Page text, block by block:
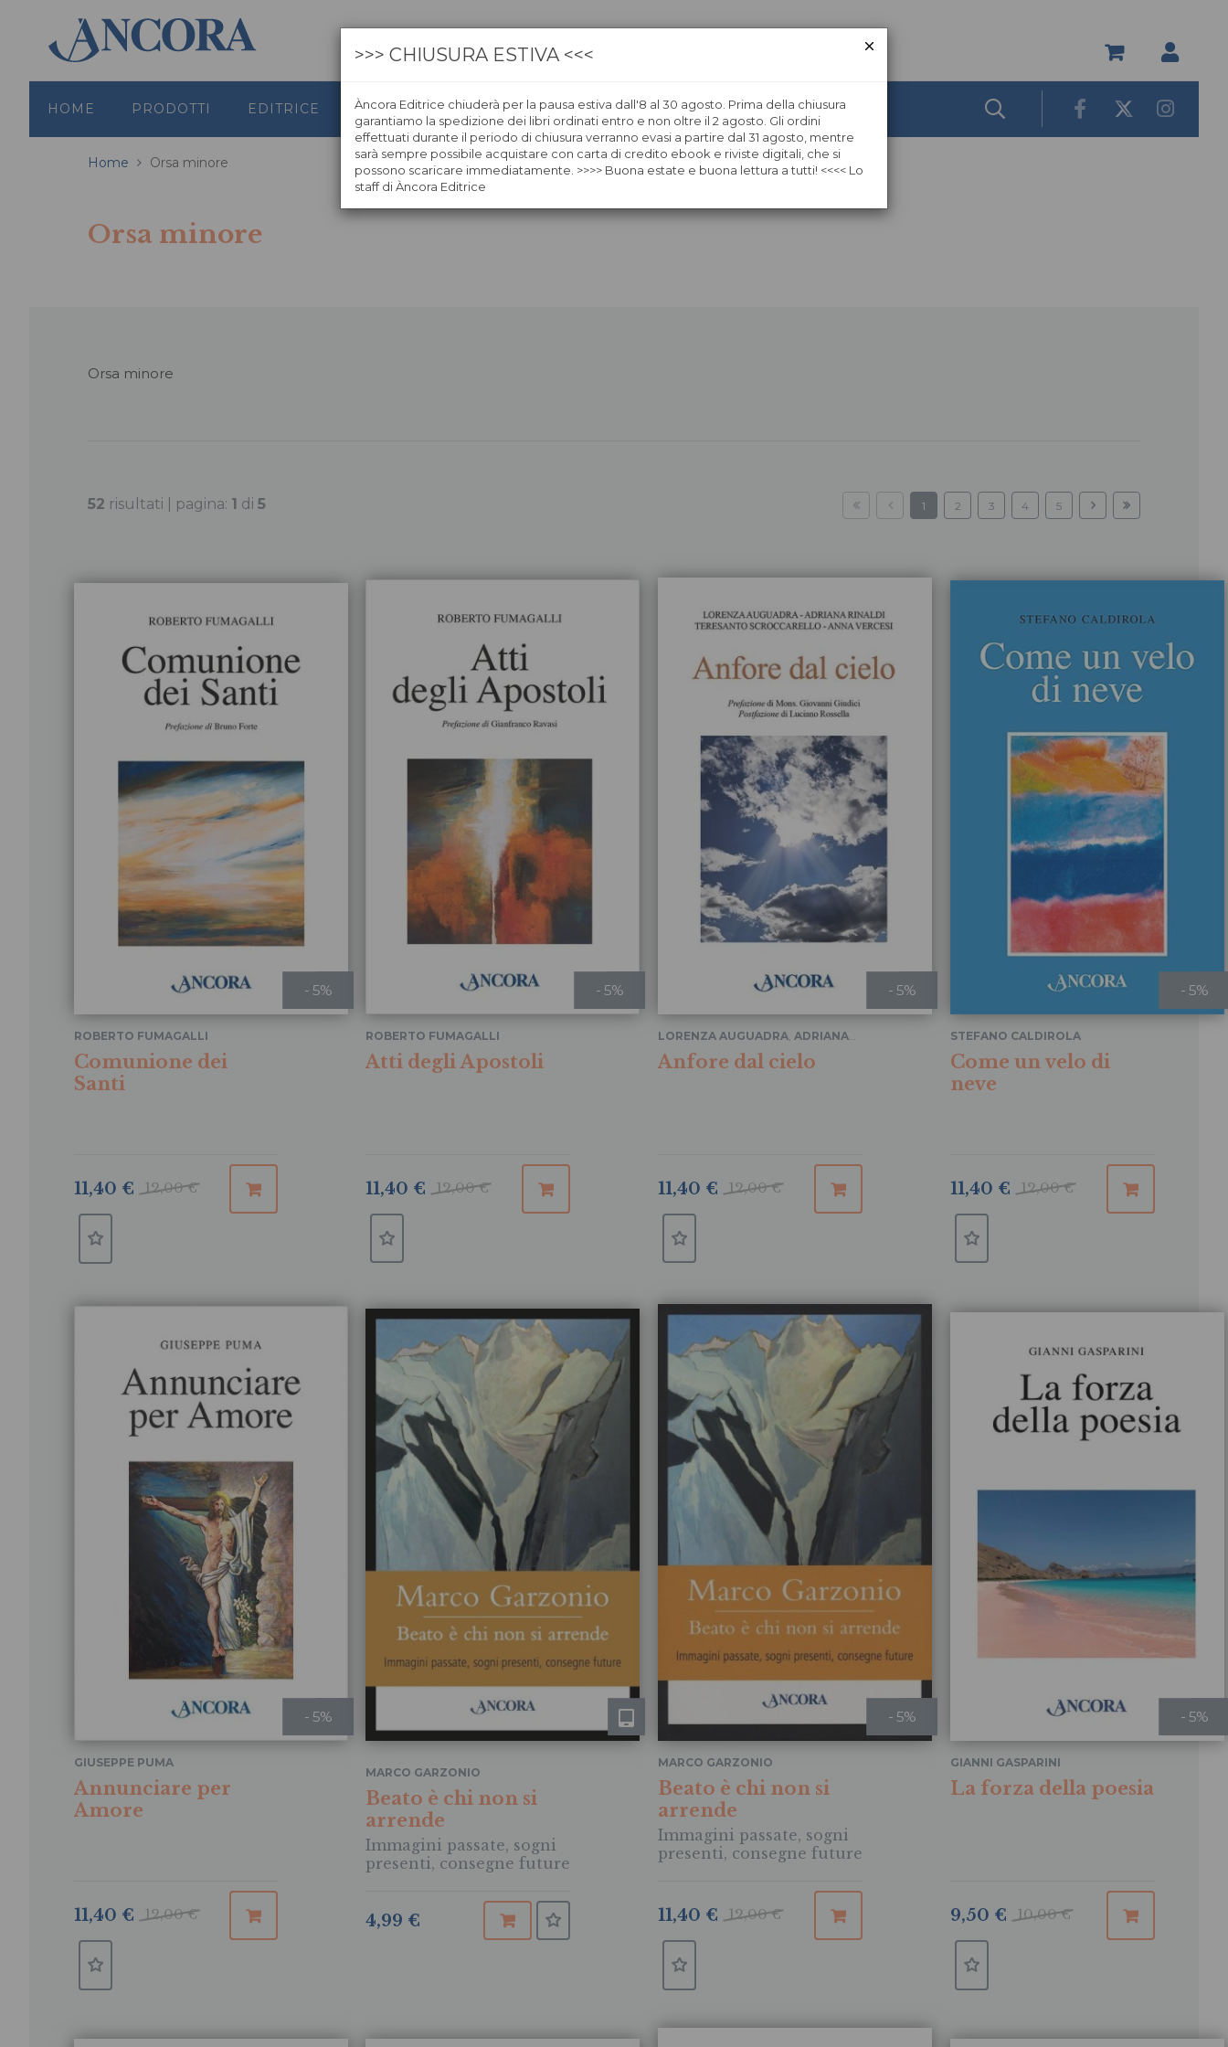
HOME PRODOTTI EDITRICE GRAFICA LIBRERIE ÀNCORAWOW
Home Orsa minore
Orsa minore
Orsa minore
52 risultati | pagina: 1 di 5 1 2 3 4 5
- 5%
Comunione dei
Santi
ROBERTO FUMAGALLI
12,00 €
11,40 €
- 5%
Atti degli Apostoli
ROBERTO FUMAGALLI
12,00 €
11,40 €
- 5%
Anfore dal cielo
LORENZA AUGUADRA ADRIANA
RINALDI
TERESANTO
SCROCCARELLO...
12,00 €
11,40 €
- 5%
Come un velo di
neve
STEFANO CALDIROLA
12,00 €
11,40 €
- 5%
Annunciare per
Amore
GIUSEPPE PUMA
12,00 €
11,40 €
Beato è chi non si
arrende
Immagini passate, sogni
presenti, consegne future
MARCO GARZONIO
4,99 €
- 5%
Beato è chi non si
arrende
Immagini passate, sogni
presenti, consegne future
MARCO GARZONIO
12,00 €
11,40 €
- 5%
La forza della poesia
GIANNI GASPARINI
10,00 €
9,50 €
>>> CHIUSURA ESTIVA <<<
Àncora Editrice chiuderà per la pausa estiva dall'8 al 30 agosto. Prima della chiusura
garantiamo la spedizione dei libri ordinati entro e non oltre il 2 agosto. Gli ordini
effettuati durante il periodo di chiusura verranno evasi a partire dal 31 agosto, mentre
sarà sempre possibile acquistare con carta di credito ebook e riviste digitali, che si
possono scaricare immediatamente. >>>> Buona estate e buona lettura a tutti! <<<< Lo
staff di Àncora Editrice